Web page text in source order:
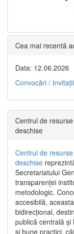
Cea mai recentă
Data: 12.06.2026
Convocări /
Centrul de
deschise
Centrul de
deschise
Secretariatului
transparenței
metodologic.
accesibilă,
bidirecțional,
publică centrală
și bune practici,